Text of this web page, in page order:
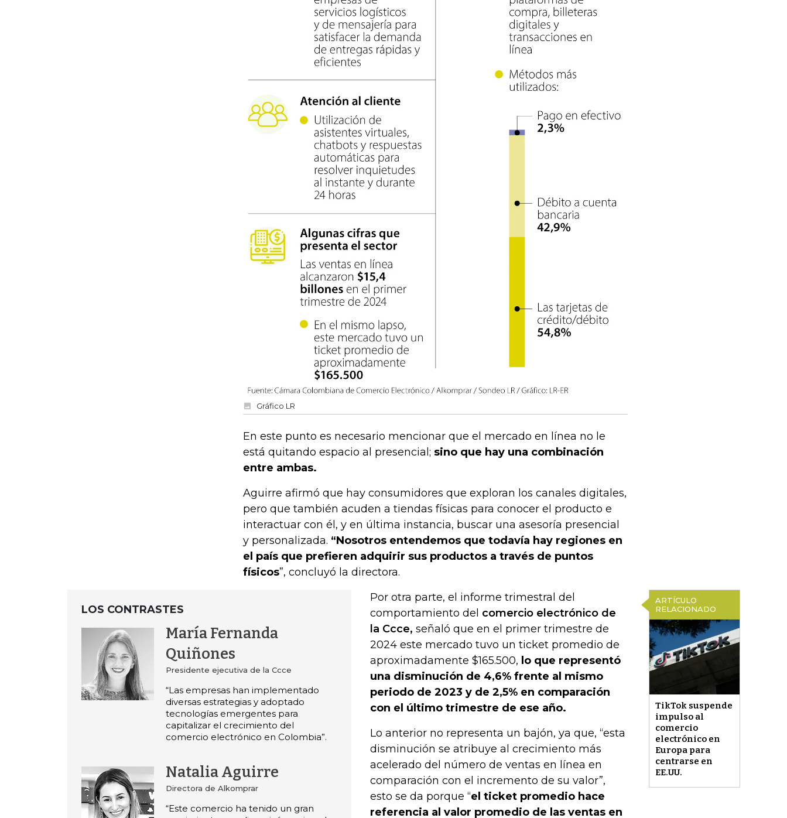
Gráfico LR
En este punto es necesario mencionar que el mercado en línea no le
está quitando espacio al presencial; sino que hay una combinación
entre ambas.
Aguirre afirmó que hay consumidores que exploran los canales digitales,
pero que también acuden a tiendas físicas para conocer el producto e
interactuar con él, y en última instancia, buscar una asesoría presencial
y personalizada. “Nosotros entendemos que todavía hay regiones en
el país que prefieren adquirir sus productos a través de puntos
físicos”, concluyó la directora.
LOS CONTRASTES
María Fernanda
Quiñones
Presidente ejecutiva de la Ccce
“Las empresas han implementado
diversas estrategias y adoptado
tecnologías emergentes para
capitalizar el crecimiento del
comercio electrónico en Colombia”.
Natalia Aguirre
Directora de Alkomprar
“Este comercio ha tenido un gran
ARTÍCULO
RELACIONADO
TikTok suspende
impulso al
comercio
electrónico en
Europa para
centrarse en
EE.UU.
Por otra parte, el informe trimestral del
comportamiento del comercio electrónico de
la Ccce, señaló que en el primer trimestre de
2024 este mercado tuvo un ticket promedio de
aproximadamente $165.500, lo que representó
una disminución de 4,6% frente al mismo
periodo de 2023 y de 2,5% en comparación
con el último trimestre de ese año.
Lo anterior no representa un bajón, ya que, “esta
disminución se atribuye al crecimiento más
acelerado del número de ventas en línea en
comparación con el incremento de su valor”,
esto se da porque “el ticket promedio hace
referencia al valor promedio de las ventas en